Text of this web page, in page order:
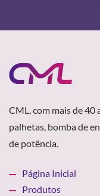
CML, com mais de 40
palhetas, bomba de
de potência.
Página Inicial
Produtos